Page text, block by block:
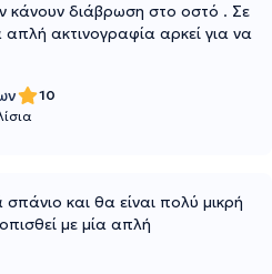
κάνουν διάβρωση στο οστό . Σε
ακτινογραφία αρκεί για να
10
σπάνιο και θα είναι πολύ μικρή
με μία απλή